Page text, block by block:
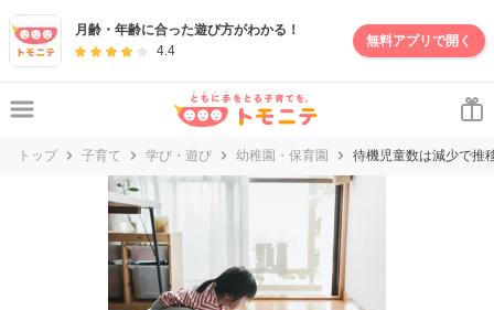
月齢・年齢に合った遊び方がわかる！
4.4
無料アプリで開く
トップ 子育て 学び・遊び 幼稚園・保育園 待機児童数は減少で推